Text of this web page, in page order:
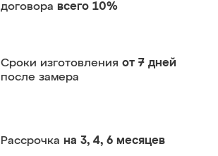
договора всего 10%
Сроки изготовления от 7 дней
после замера
Рассрочка на 3, 4, 6 месяцев